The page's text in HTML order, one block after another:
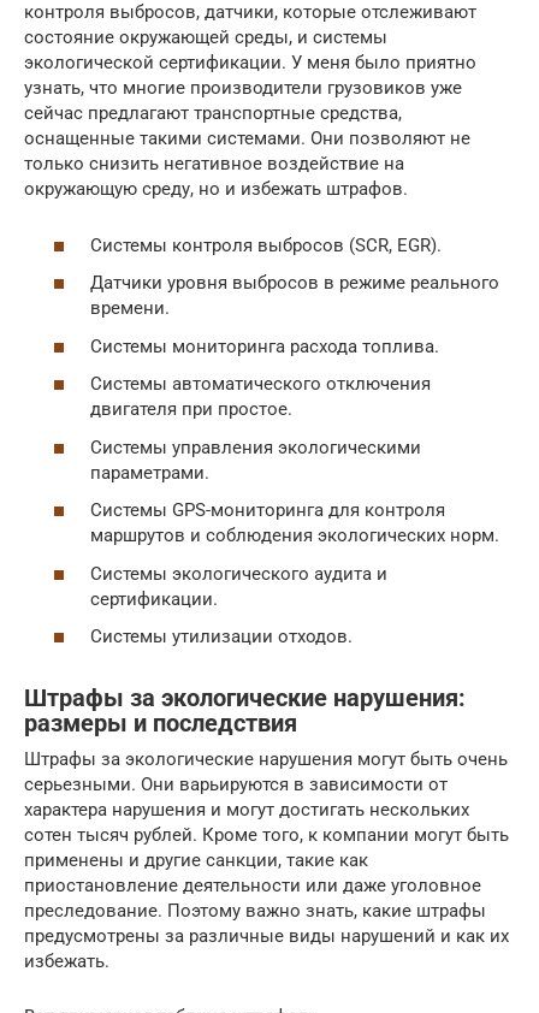
контроля выбросов, датчики, которые отслеживают
состояние окружающей среды, и системы
экологической сертификации. У меня было приятно
узнать, что многие производители грузовиков уже
сейчас предлагают транспортные средства,
оснащенные такими системами. Они позволяют не
только снизить негативное воздействие на
окружающую среду, но и избежать штрафов.
Системы контроля выбросов (SCR, EGR).
Датчики уровня выбросов в режиме реального
времени.
Системы мониторинга расхода топлива.
Системы автоматического отключения
двигателя при простое.
Системы управления экологическими
параметрами.
Системы GPS-мониторинга для контроля
маршрутов и соблюдения экологических норм.
Системы экологического аудита и
сертификации.
Системы утилизации отходов.
Штрафы за экологические нарушения:
размеры и последствия
Штрафы за экологические нарушения могут быть очень
серьезными. Они варьируются в зависимости от
характера нарушения и могут достигать нескольких
сотен тысяч рублей. Кроме того, к компании могут быть
применены и другие санкции, такие как
приостановление деятельности или даже уголовное
преследование. Поэтому важно знать, какие штрафы
предусмотрены за различные виды нарушений и как их
избежать.